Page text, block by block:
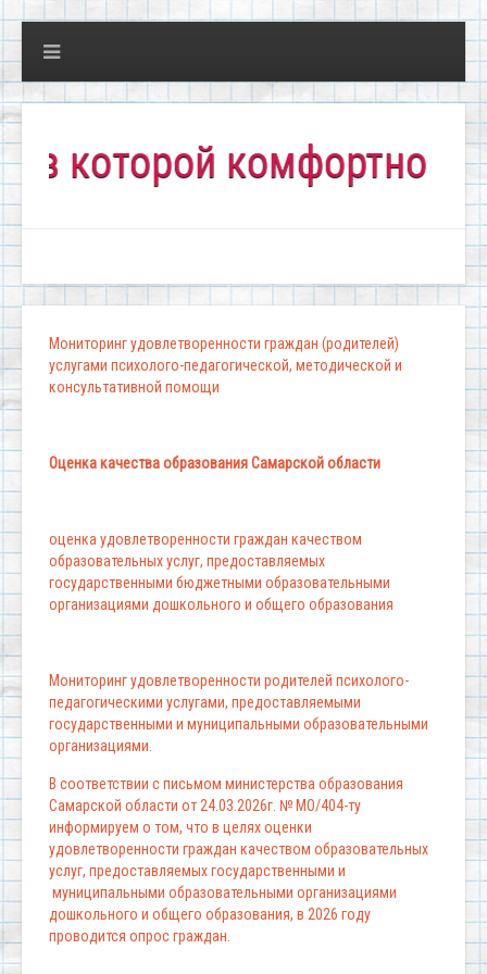
комфортно всем!"
Мониторинг удовлетворенности граждан (родителей)
услугами психолого-педагогической, методической и
консультативной помощи
Оценка качества образования Самарской области
оценка удовлетворенности граждан качеством
образовательных услуг, предоставляемых
государственными бюджетными образовательными
организациями дошкольного и общего образования
Мониторинг удовлетворенности родителей психолого-
педагогическими услугами, предоставляемыми
государственными и муниципальными образовательными
организациями.
В соответствии с письмом министерства образования
Самарской области от 24.03.2026г. № МО/404-ту
информируем о том, что в целях оценки
удовлетворенности граждан качеством образовательных
услуг, предоставляемых государственными и
муниципальными образовательными организациями
дошкольного и общего образования, в 2026 году
проводится опрос граждан.